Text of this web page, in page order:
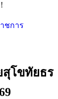
ชการ
สุโขทัยธร